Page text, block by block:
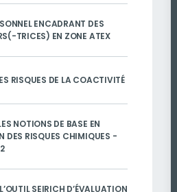
ENCADRANT DES
TRICES) EN ZONE ATEX
RISQUES DE LA COACTIVITÉ
NOTIONS DE BASE EN
DES RISQUES CHIMIQUES -
SEIRICH D’ÉVALUATION